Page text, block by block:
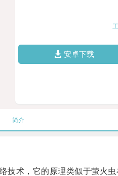
安卓下载
简介
术，它的原理类似于萤火虫